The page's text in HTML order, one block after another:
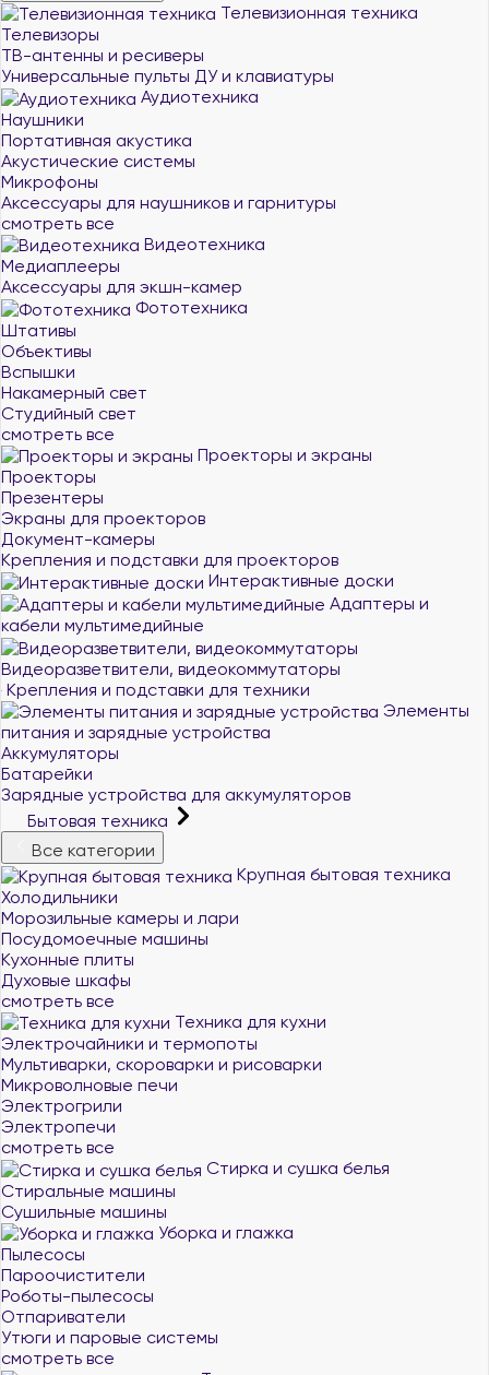
Телевизионная техника
Телевизоры
ТВ-антенны и ресиверы
Универсальные пульты ДУ и клавиатуры
Аудиотехника
Наушники
Портативная акустика
Акустические системы
Микрофоны
Аксессуары для наушников и гарнитуры
смотреть все
Видеотехника
Медиаплееры
Аксессуары для экшн-камер
Фототехника
Штативы
Объективы
Вспышки
Накамерный свет
Студийный свет
смотреть все
Проекторы и экраны
Проекторы
Презентеры
Экраны для проекторов
Документ-камеры
Крепления и подставки для проекторов
Интерактивные доски
Адаптеры и
кабели мультимедийные
Видеоразветвители, видеокоммутаторы
Крепления и подставки для техники
Элементы
питания и зарядные устройства
Аккумуляторы
Батарейки
Зарядные устройства для аккумуляторов
Бытовая техника
Все категории
Крупная бытовая техника
Холодильники
Морозильные камеры и лари
Посудомоечные машины
Кухонные плиты
Духовые шкафы
смотреть все
Техника для кухни
Электрочайники и термопоты
Мультиварки, скороварки и рисоварки
Микроволновые печи
Электрогрили
Электропечи
смотреть все
Стирка и сушка белья
Стиральные машины
Сушильные машины
Уборка и глажка
Пылесосы
Пароочистители
Роботы-пылесосы
Отпариватели
Утюги и паровые системы
смотреть все